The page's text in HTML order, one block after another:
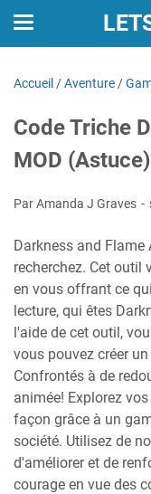
Accueil /Aventure /
Code Triche
MOD (Astuce)
Par Amanda J Graves
Darkness and Flame
recherchez. Cet outil
en vous offrant ce
lecture, qui êtes
l'aide de cet outil,
vous pouvez créer
Confrontés à de
animée! Explorez
façon grâce à un
société. Utilisez de
d'améliorer et de
courage en vue des